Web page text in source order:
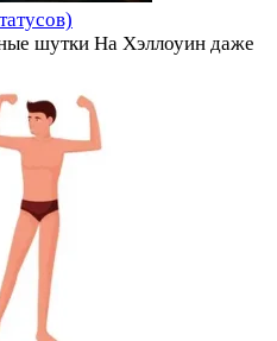
шутки На Хэллоуин даже